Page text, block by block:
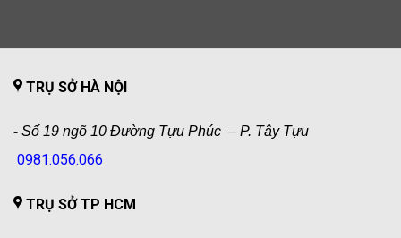
TRỤ SỞ HÀ NỘI
- Số 19 ngõ 10 Đường Tựu Phúc – P. Tây Tựu
0981.056.066
TRỤ SỞ TP HCM